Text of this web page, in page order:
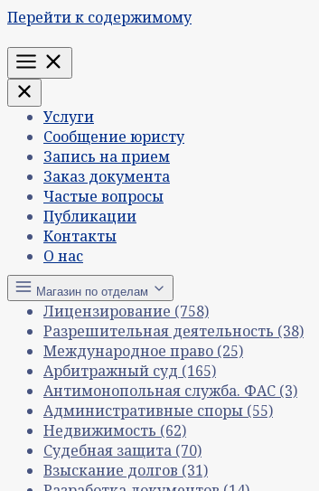
Перейти к содержимому
Меню
Услуги
Сообщение юристу
Запись на прием
Заказ документа
Частые вопросы
Публикации
Контакты
О нас
Магазин по отделам
Лицензирование (758)
Разрешительная деятельность (38)
Международное право (25)
Арбитражный суд (165)
Антимонопольная служба. ФАС (3)
Административные споры (55)
Недвижимость (62)
Судебная защита (70)
Взыскание долгов (31)